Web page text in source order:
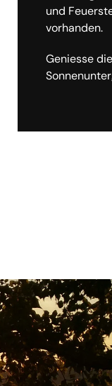
und
vorhanden.
Geniesse